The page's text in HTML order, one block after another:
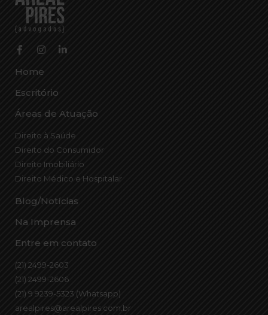
Home
Escritório
Áreas de Atuação
Direito à Saúde
Direito do Consumidor
Direito Imobiliário
Direito Médico e Hospitalar
Blog/Notícias
Na Imprensa
Entre em contato
(21) 2499-2603
(21) 2499-2606
(21) 9 9239-5323 (Whatsapp)
arealpires@arealpires.com.br